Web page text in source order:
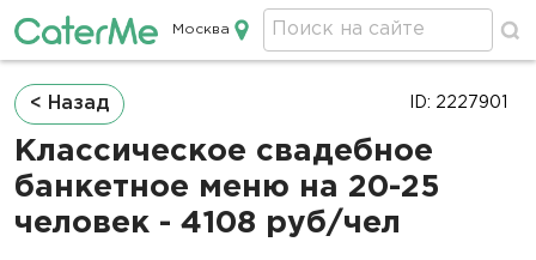
Кейтеринг в Москве
Москва
Строка
навигации
< Назад
Классическое свадебное
банкетное меню на 20-25
человек - 4108 руб/чел
ID: 2227901